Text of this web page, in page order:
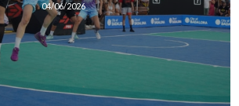
04/06/2026